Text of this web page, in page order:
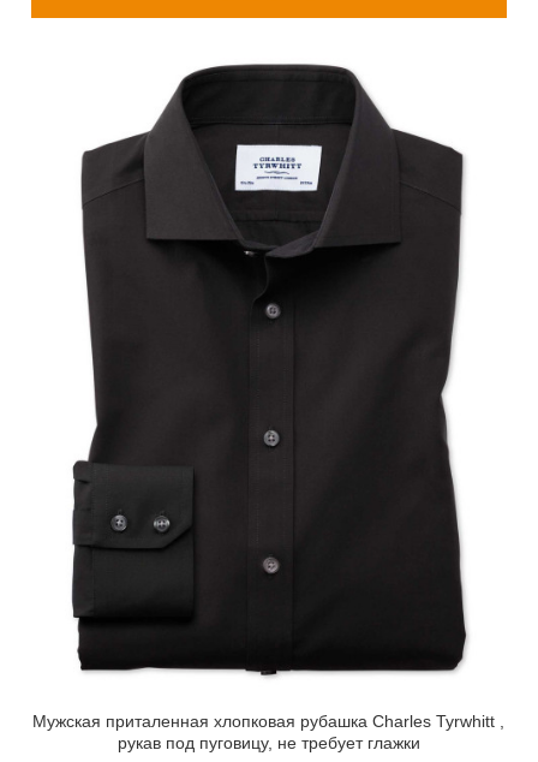
Мужская приталенная хлопковая рубашка Charles Tyrwhitt ,
рукав под пуговицу, не требует глажки